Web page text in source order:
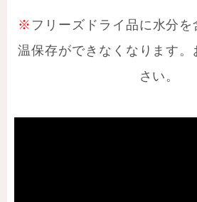
※ フリーズドライ品に水分
温保存ができなくなります
さい。